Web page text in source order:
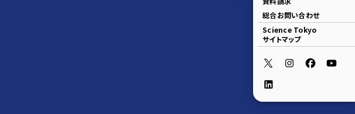
総合お問い合わせ
Science Tokyo
サイトマップ